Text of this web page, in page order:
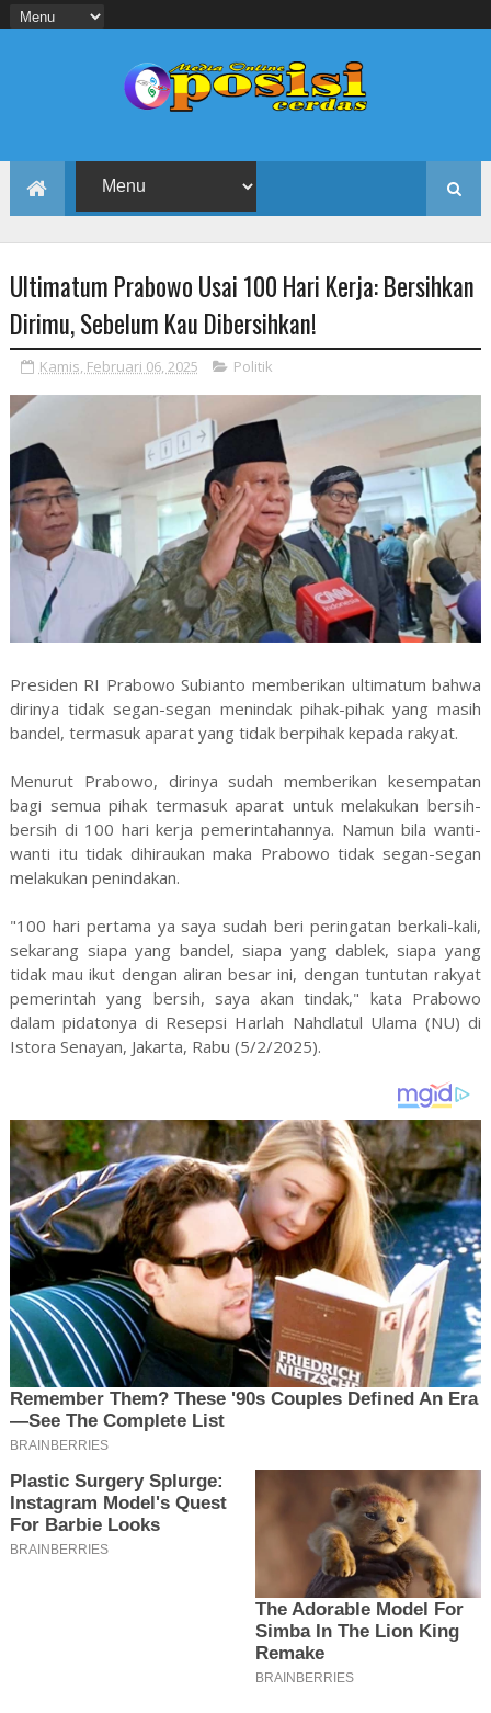
Ultimatum Prabowo Usai 100 Hari Kerja: Bersihkan
Dirimu, Sebelum Kau Dibersihkan!
Kamis, Februari 06, 2025 Politik
Presiden RI Prabowo Subianto memberikan ultimatum bahwa
dirinya tidak segan-segan menindak pihak-pihak yang masih
bandel, termasuk aparat yang tidak berpihak kepada rakyat.
Menurut Prabowo, dirinya sudah memberikan kesempatan
bagi semua pihak termasuk aparat untuk melakukan bersih-
bersih di 100 hari kerja pemerintahannya. Namun bila wanti-
wanti itu tidak dihiraukan maka Prabowo tidak segan-segan
melakukan penindakan.
"100 hari pertama ya saya sudah beri peringatan berkali-kali,
sekarang siapa yang bandel, siapa yang dablek, siapa yang
tidak mau ikut dengan aliran besar ini, dengan tuntutan rakyat
pemerintah yang bersih, saya akan tindak," kata Prabowo
dalam pidatonya di Resepsi Harlah Nahdlatul Ulama (NU) di
Istora Senayan, Jakarta, Rabu (5/2/2025).